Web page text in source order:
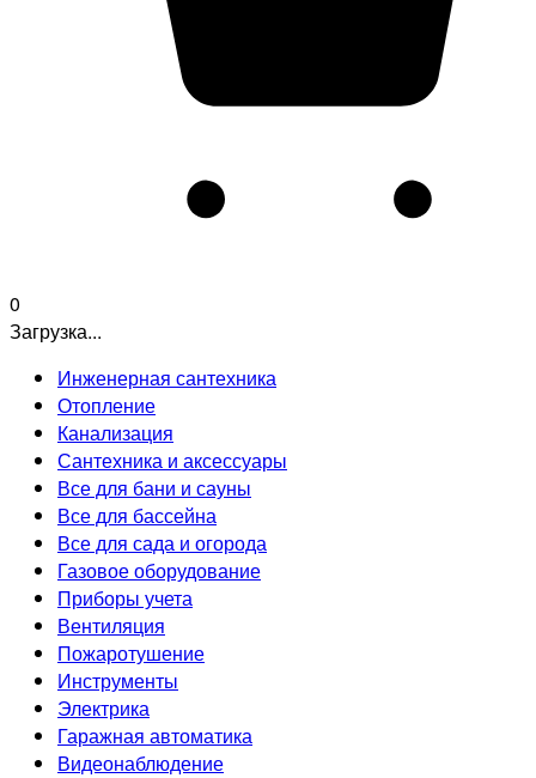
0
Загрузка...
Инженерная сантехника
Отопление
Канализация
Сантехника и аксессуары
Все для бани и сауны
Все для бассейна
Все для сада и огорода
Газовое оборудование
Приборы учета
Вентиляция
Пожаротушение
Инструменты
Электрика
Гаражная автоматика
Видеонаблюдение